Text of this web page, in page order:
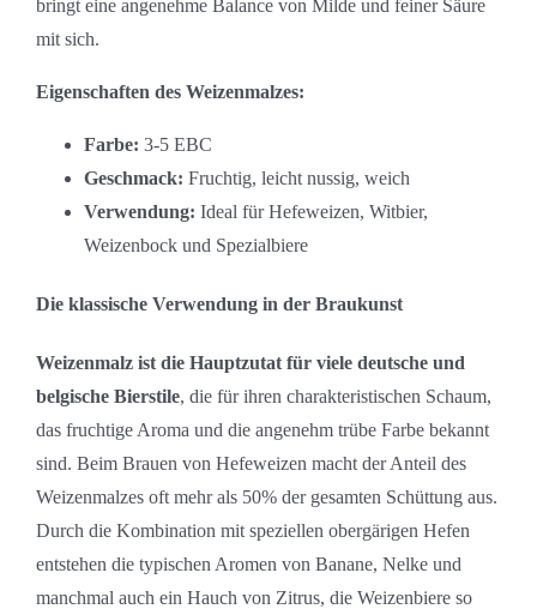
bringt eine angenehme Balance von Milde und feiner Säure
mit sich.
Eigenschaften des Weizenmalzes:
Farbe: 3-5 EBC
Geschmack: Fruchtig, leicht nussig, weich
Verwendung: Ideal für Hefeweizen, Witbier,
Weizenbock und Spezialbiere
Die klassische Verwendung in der Braukunst
Weizenmalz ist die Hauptzutat für viele deutsche und
belgische Bierstile, die für ihren charakteristischen Schaum,
das fruchtige Aroma und die angenehm trübe Farbe bekannt
sind. Beim Brauen von Hefeweizen macht der Anteil des
Weizenmalzes oft mehr als 50% der gesamten Schüttung aus.
Durch die Kombination mit speziellen obergärigen Hefen
entstehen die typischen Aromen von Banane, Nelke und
manchmal auch ein Hauch von Zitrus, die Weizenbiere so